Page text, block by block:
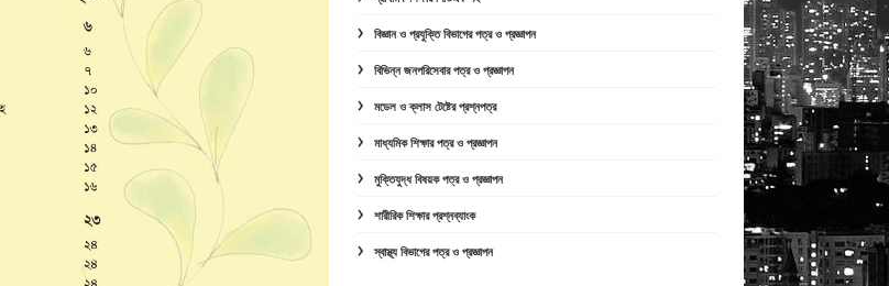
বিজ্ঞান ও প্রযুক্তি বিভাগের পত্র ও প্রজ্ঞাপন
বিভিন্ন জনপরিসেবার পত্র ও প্রজ্ঞাপন
মডেল ও ক্লাস টেষ্টের প্রশ্নপত্র
মাধ্যমিক শিক্ষার পত্র ও প্রজ্ঞাপন
মুক্তিযুদ্ধ বিষয়ক পত্র ও প্রজ্ঞাপন
শারীরিক শিক্ষার প্রশ্নব্যাংক
স্বাস্থ্য বিভাগের পত্র ও প্রজ্ঞাপন